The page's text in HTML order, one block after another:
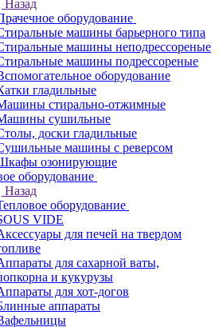
Назад
оборудование
машины барьерного типа
машины неподрессореные
машины подрессореные
оборудование
гладильные
стирально-отжимные
сушильные
доски гладильные
машины с реверсом
озонирующие
оборудование
Назад
оборудование
VIDE
для печей на твердом
для сахарной ваты,
и кукурузы
для хот-догов
аппараты